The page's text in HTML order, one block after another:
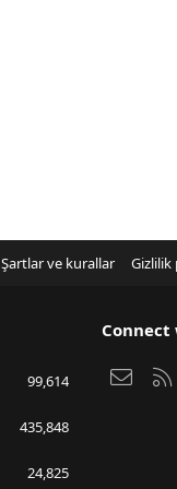
Şartlar ve kurallar Gizlilik
99,614
435,848
24,825
Bize